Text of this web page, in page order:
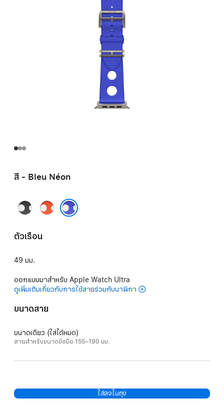
สี - Bleu Néon
Noir
Orange
NéonBleu Néon
ตัวเรือน
49 มม.
ออกแบบมาสำหรับ Apple Watch Ultra
ดูเพิ่มเติมเกี่ยวกับการใช้สายร่วมกับนาฬิกา
ขนาดสาย
ขนาดเดียว (ใส่ได้หมด)
สายสำหรับขนาดข้อมือ 155–190 มม.
ใส่ลงในถุง